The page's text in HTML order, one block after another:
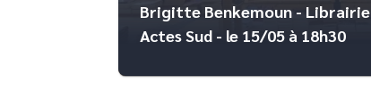
Brigitte Benkemoun - Librairie
Actes Sud - le 15/05 à 18h30